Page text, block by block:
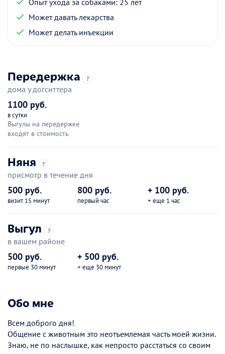
Опыт ухода за собаками: 25 лет
Может давать лекарства
Может делать инъекции
Передержка ?
дома у догситтера
1100 руб.
в сутки
Выгулы на передержке
входят в стоимость
Няня ?
присмотр в течение дня
500 руб.
визит 15 минут
800 руб.
первый час
+ 100 руб.
+ еще 1 час
Выгул ?
в вашем районе
500 руб.
первые 30 минут
+ 500 руб.
+ еще 30 минут
Обо мне
Всем доброго дня!
Общение с животным это неотъемлемая часть моей жизни.
Знаю, не по наслышке, как непросто расстаться со своим